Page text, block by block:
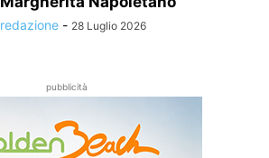
redazione - 28 Luglio 2026
pubblicità